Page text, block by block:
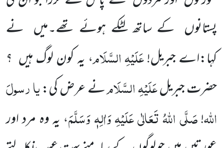
پستانوں کے ساتھ لٹکے ہوئے تھے۔میں نے
کہا:اے جبریل!عَلَیْہِ السَّلَام، یہ کون لوگ ہیں ؟
حضرت جبریلعَلَیْہِ السَّلَامنے عرض کی:یارسولَ
اللّٰہ!صَلَّی اللّٰہُ تَعَالٰی عَلَیْہِ وَاٰلِہٖ وَسَلَّمَ، یہ وہ مرد اور